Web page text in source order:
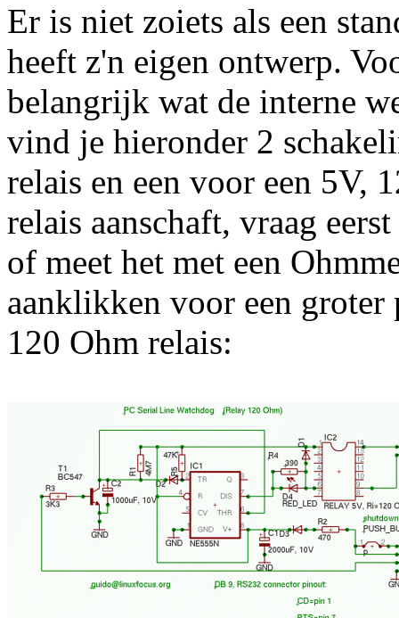
Er is niet zoiets als een
heeft z'n eigen ontwerp.
belangrijk wat de interne
vind je hieronder 2
relais en een voor een 5V,
relais aanschaft, vraag
of meet het met een
aanklikken voor een groter
120 Ohm relais: